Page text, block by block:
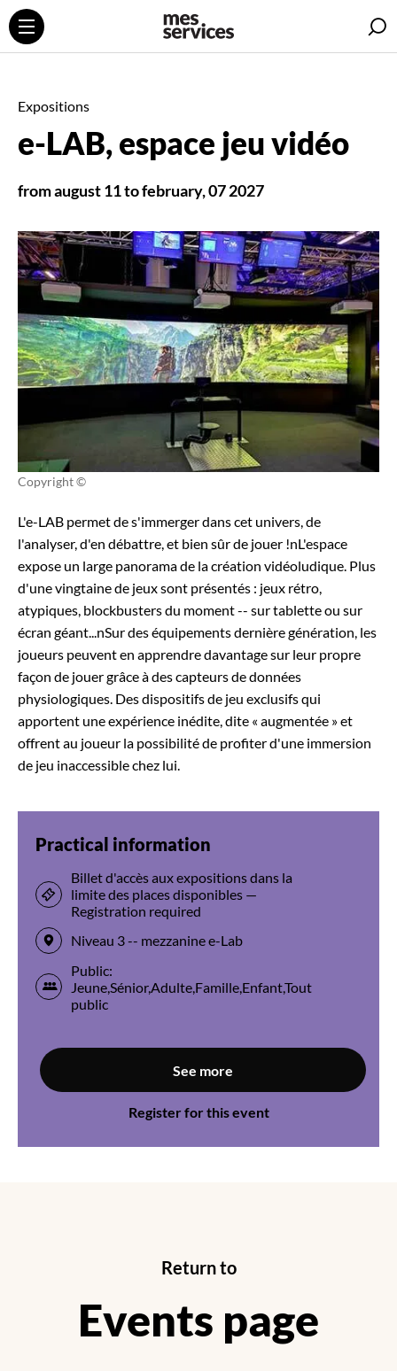
Expositions
e-LAB, espace jeu vidéo
from august 11 to february, 07 2027
Copyright ©
L'e-LAB permet de s'immerger dans cet univers, de
l'analyser, d'en débattre, et bien sûr de jouer !nL'espace
expose un large panorama de la création vidéoludique. Plus
d'une vingtaine de jeux sont présentés : jeux rétro,
atypiques, blockbusters du moment -- sur tablette ou sur
écran géant...nSur des équipements dernière génération, les
joueurs peuvent en apprendre davantage sur leur propre
façon de jouer grâce à des capteurs de données
physiologiques. Des dispositifs de jeu exclusifs qui
apportent une expérience inédite, dite « augmentée » et
offrent au joueur la possibilité de profiter d'une immersion
de jeu inaccessible chez lui.
Practical information
Billet d'accès aux expositions dans la
limite des places disponibles —
Registration required
Niveau 3 -- mezzanine e-Lab
Public:
Jeune,Sénior,Adulte,Famille,Enfant,Tout
public
See more
Register for this event
Return to
Events page